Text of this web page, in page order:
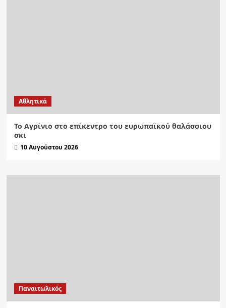
Αθλητικά
Το Αγρίνιο στο επίκεντρο του ευρωπαϊκού θαλάσσιου
σκι
10 Αυγούστου 2026
Παναιτωλικός